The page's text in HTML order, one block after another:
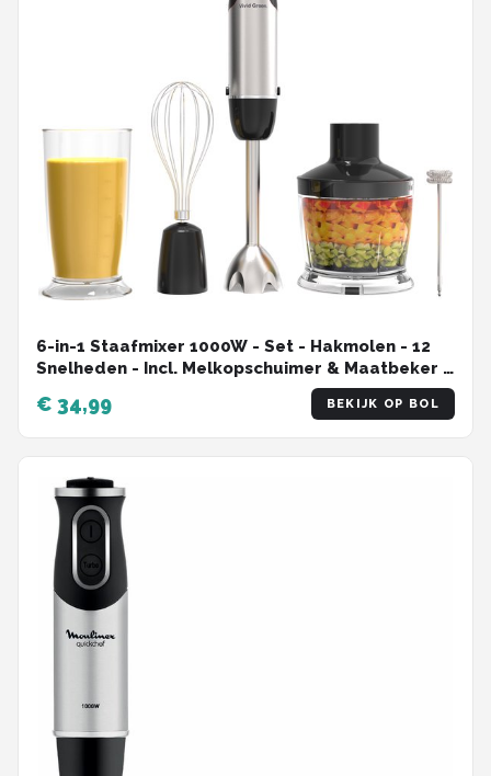
6-in-1 Staafmixer 1000W - Set - Hakmolen - 12
Snelheden - Incl. Melkopschuimer & Maatbeker -
€ 34,99 BEKIJK OP BOL